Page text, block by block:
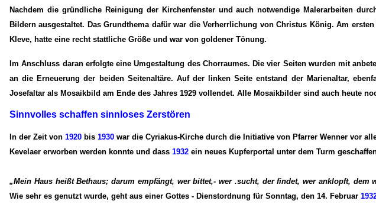
Nachdem die gründliche Reinigung der Kirchenfenster und auch notwendige Malerarbeiten
Bildern ausgestaltet. Das Grundthema dafür war die Verherrlichung von Christus König. Am
Kleve, hatte eine recht stattliche Größe und war von goldener Tönung.
Im Anschluss daran erfolgte eine Umgestaltung des Chorraumes. Die vier Seiten wurden mit
an die Erneuerung der beiden Seitenaltäre. Auf der linken Seite entstand der Marienaltar,
Josefaltar als Mosaikbild am Ende des Jahres 1929 vollendet. Alle Mosaikbilder sind auch heute
Sinnvolles schaffen sinnloses Zerstören
In der Zeit von 1920 bis 1930 war die Cyriakus-Kirche durch die Initiative von Pfarrer Wenner vor
Kevelaer erworben werden konnte und dass 1932 ein neues Kupferportal unter dem Turm
„Mein Haus heißt Bethaus; darum empfängt, wer bittet,- wer .sucht, der findet, wer anklopft, dem
Wie sehr es genutzt wurde, geht aus einer Gottes - Dienstordnung für Sonntag, den 14. Februar